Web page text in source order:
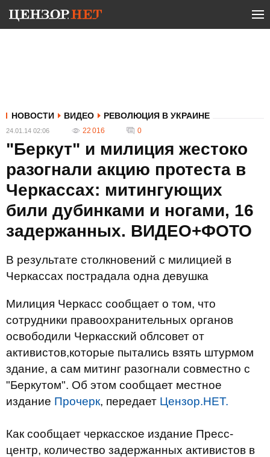
НОВОСТИ ВИДЕО РЕВОЛЮЦИЯ В УКРАИНЕ
24.01.14 02:06 22 016 0
"Беркут" и милиция жестоко
разогнали акцию протеста в
Черкассах: митингующих
били дубинками и ногами, 16
задержанных. ВИДЕО+ФОТО
В результате столкновений с милицией в
Черкассах пострадала одна девушка
Милиция Черкасс сообщает о том, что
сотрудники правоохранительных органов
освободили Черкасский облсовет от
активистов,которые пытались взять штурмом
здание, а сам митинг разогнали совместно с
"Беркутом". Об этом сообщает местное
издание Прочерк, передает Цензор.НЕТ.
Как сообщает черкасское издание Пресс-
центр, количество задержанных активистов в